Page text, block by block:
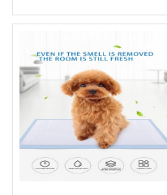
المنسوجة الحيوان ملاءات
السرير الجملة